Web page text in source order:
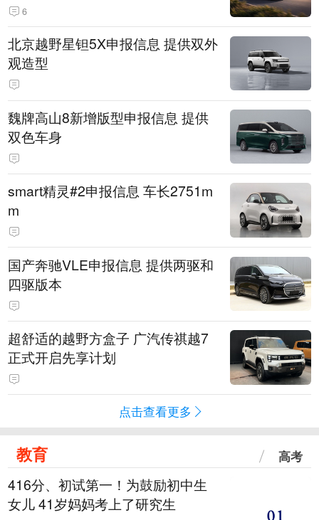
6
北京越野星钽5X申报信息 提供双外
观造型
魏牌高山8新增版型申报信息 提供
双色车身
smart精灵#2申报信息 车长2751m
m
国产奔驰VLE申报信息 提供两驱和
四驱版本
超舒适的越野方盒子 广汽传祺越7
正式开启先享计划
点击查看更多
教育 高考
416分、初试第一！为鼓励初中生
女儿 41岁妈妈考上了研究生